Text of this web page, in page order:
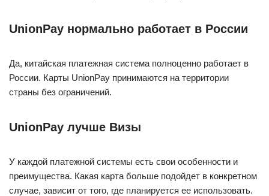
UnionPay нормально работает в России
Да, китайская платежная система полноценно работает в
России. Карты UnionPay принимаются на территории
страны без ограничений.
UnionPay лучше Визы
У каждой платежной системы есть свои особенности и
преимущества. Какая карта больше подойдет в конкретном
случае, зависит от того, где планируется ее использовать.